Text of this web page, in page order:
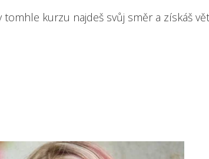
tomhle kurzu najdeš svůj směr a získáš